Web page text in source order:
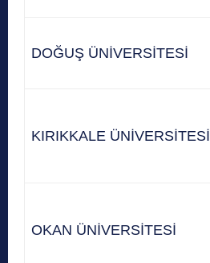
DOĞUŞ ÜNİVERSİTESİ
KIRIKKALE ÜNİVERSİTESİ
OKAN ÜNİVERSİTESİ